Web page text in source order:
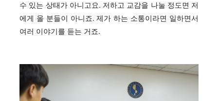
수 있는 상태가 아니고요. 저하고 교감을 나눌 정도면 저
에게 올 분들이 아니죠. 제가 하는 소통이라면 일하면서
여러 이야기를 듣는 거죠.